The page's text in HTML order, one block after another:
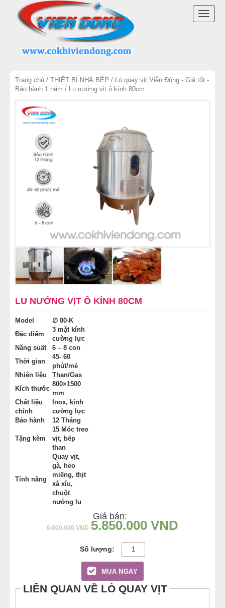
Trang chủ / THIẾT BỊ NHÀ BẾP / Lò quay vịt Viễn Đông - Giá tốt -
Bảo hành 1 năm / Lu nướng vịt ô kính 80cm
LU NƯỚNG VỊT Ô KÍNH 80CM
Model ∅ 80-K
Đặc điểm
3 mặt kính
cường lực
Năng suất
6 – 8 con
Thời gian
45- 60
phút/mẻ
Nhiên liệu
Than/Gas
Kích thước
800×1500
mm
Chất liệu
chính
Inox, kính
cường lực
Bảo hành
12 Tháng
Tặng kèm
15 Móc treo
vịt, bếp
than
Tính năng
Quay vịt,
gà, heo
miếng, thịt
xá xíu,
chuột
nướng lu
Giá bán:
6.000.000VND 5.850.000 VND
MUA NGAY
LIÊN QUAN VỀ LÒ QUAY VỊT
DANH MỤC SẢN PHẨM
NỒI NẤU PHỞ 2026
NỒI NẤU NƯỚC LÈO
NỒI NINH XƯƠNG NẤU PHỞ
BỘ NỒI NẤU PHỞ
MÁY MÓC QUÁN BÚN PHỞ
LINH KIỆN NỒI NẤU PHỞ
MÁY CHẾ BIẾN THỊT
NỒI NẤU PHỞ TRUNG QUỐC
NỒI NẤU CÔNG NGHIỆP
THIẾT BỊ KHÁC